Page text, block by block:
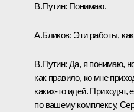
В.Путин: Понимаю.
А.Бликов: Эти работы,
В.Путин: Да, я понимаю,
как правило, ко мне
каких‑то идей. Приходят,
по вашему комплексу,